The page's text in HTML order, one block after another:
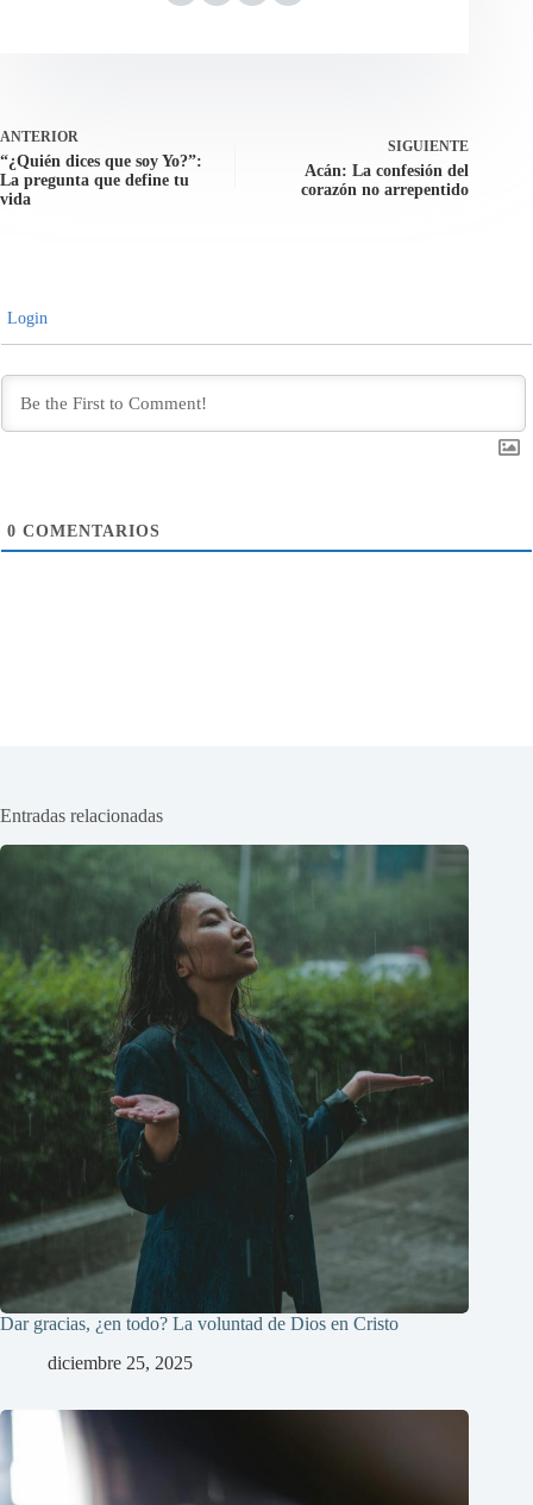
ANTERIOR
“¿Quién dices que soy Yo?”:
La pregunta que define tu
vida
SIGUIENTE
Acán: La confesión del
corazón no arrepentido
Login
0 COMENTARIOS
Entradas relacionadas
Dar gracias, ¿en todo? La voluntad de Dios en Cristo
diciembre 25, 2025